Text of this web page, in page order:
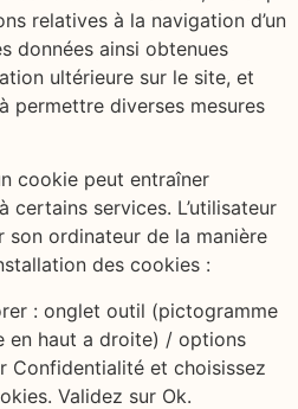
relatives à la navigation d’un
données ainsi obtenues
ultérieure sur le site, et
permettre diverses mesures
cookie peut entraîner
certains services. L’utilisateur
ordinateur de la manière
des cookies :
: onglet outil (pictogramme
en haut a droite) / options
Confidentialité et choisissez
Validez sur Ok.